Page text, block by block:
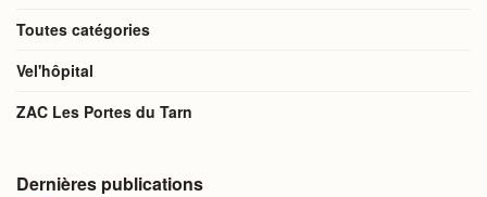
Toutes catégories
Vel'hôpital
ZAC Les Portes du Tarn
Dernières publications